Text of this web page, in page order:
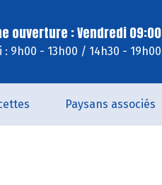
ouverture : Vendredi 09:00
: 9h00 - 13h00 / 14h30 - 19h00
Paysans associés